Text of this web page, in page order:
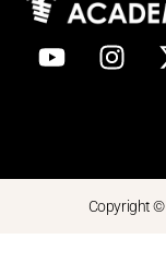
Copyright ©